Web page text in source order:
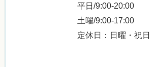
平日/9:00-20:00
土曜/9:00-17:00
定休日：日曜・祝日